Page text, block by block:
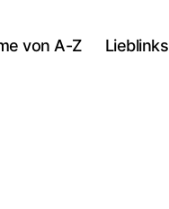
von A-Z Lieblinks